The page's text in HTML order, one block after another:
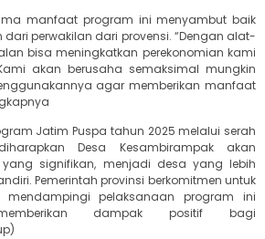
manfaat program ini menyambut baik
perwakilan dari provensi. “Dengan alat-
bisa meningkatkan perekonomian kami
akan berusaha semaksimal mungkin
agar memberikan manfaat
Jatim Puspa tahun 2025 melalui serah
Desa Kesambirampak akan
signifikan, menjadi desa yang lebih
Pemerintah provinsi berkomitmen untuk
pelaksanaan program ini
dampak positif bagi